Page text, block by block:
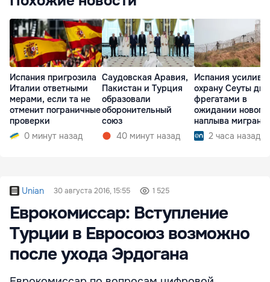
Испания пригрозила
Италии ответными
мерами, если та не
отменит пограничные
проверки
0 минут назад
Саудовская Аравия,
Пакистан и Турция
образовали
оборонительный
союз
40 минут назад
Испания
охрану Сеуты
фрегатами в
ожидании нового
наплыва
2 часа назад
Unian 30 августа 2016, 15:55 1 525
Еврокомиссар: Вступление
Турции в Евросоюз возможно
после ухода Эрдогана